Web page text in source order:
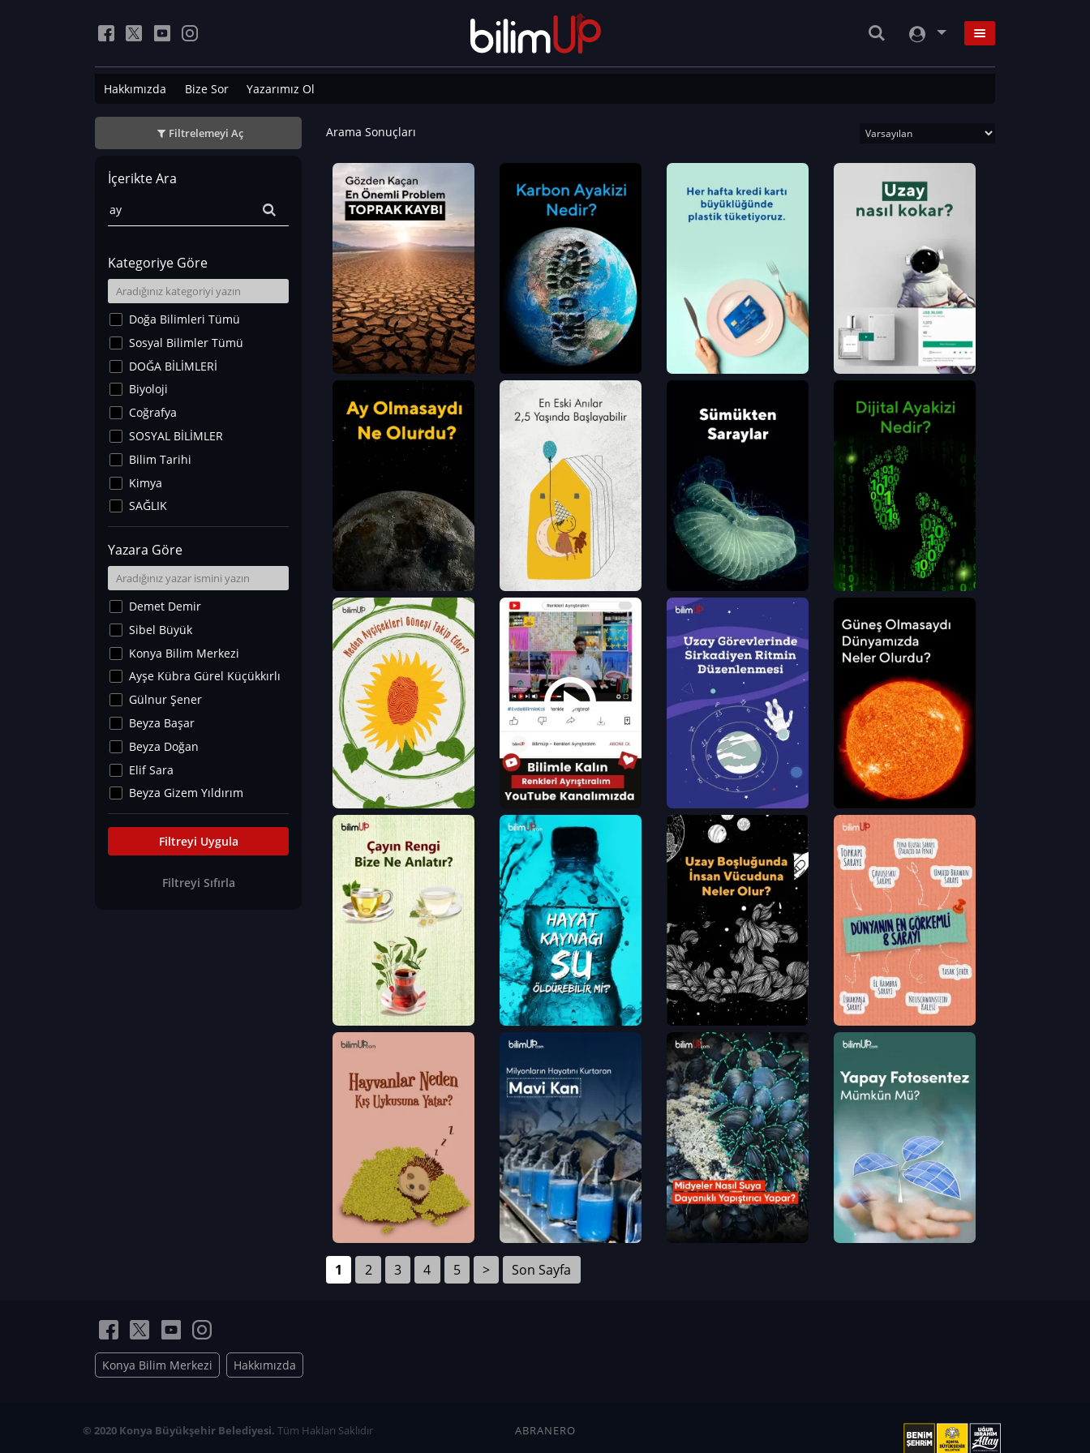
Hakkımızda Bize Sor Yazarımız Ol
Filtrelemeyi Aç
İçerikte Ara
Kategoriye Göre
Doğa Bilimleri Tümü
Sosyal Bilimler Tümü
DOĞA BİLİMLERİ
Biyoloji
Coğrafya
SOSYAL BİLİMLER
Bilim Tarihi
Kimya
SAĞLIK
Sanat Tarihi
Fizik
Yer Bilimleri
Astronomi ve Uzay
Noroloji
Matematik
Teknoloji
İklim Değişikliği
Arkeoloji
Kültür&Sanat
Yaşam Tavsiyeleri
Merakoloji
Eğitim Bilimleri
Yazara Göre
Demet Demir
Sibel Büyük
Konya Bilim Merkezi
Ayşe Kübra Gürel Küçükkırlı
Gülnur Şener
Beyza Başar
Beyza Doğan
Elif Sara
Beyza Gizem Yıldırım
İlknur İyigökler
Büşra Elif Kıvrak
Can TORUN
Filtreyi Uygula
Filtreyi Sıfırla
Arama Sonuçları
1 2 3 4 5 > Son Sayfa
Konya Bilim Merkezi Hakkımızda
© 2020 Konya Büyükşehir Belediyesi. Tüm Hakları Saklıdır ABRANERO